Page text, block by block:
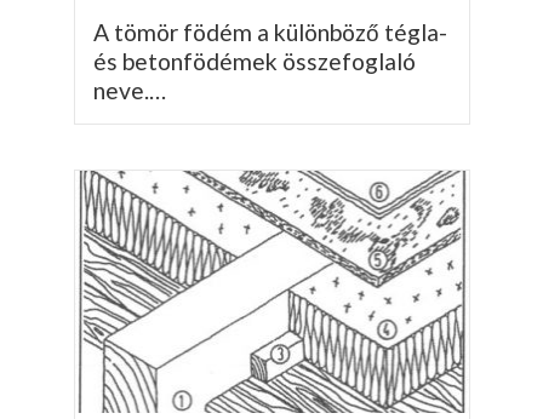
A tömör födém a különböző tégla-
és betonfödé­mek összefoglaló
neve.…